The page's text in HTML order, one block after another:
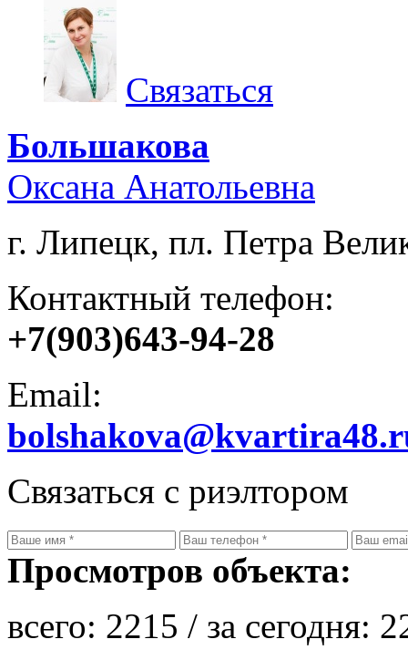
Связаться
Большакова
Оксана Анатольевна
г. Липецк, пл. Петра
Контактный телефон:
+7(903)643-94-28
Email:
Связаться с риэлтором
Просмотров объекта:
всего: 2215 / за сегодня: